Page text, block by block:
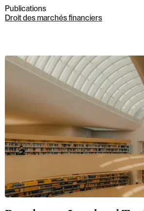
Publications
Droit des marchés financiers